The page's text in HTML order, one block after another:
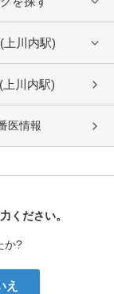
上川内駅)
川内駅)
医情報
ください。
か?
え